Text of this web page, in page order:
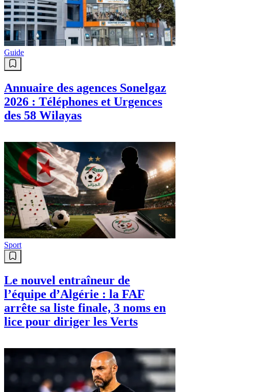
Guide
Annuaire des agences Sonelgaz
2026 : Téléphones et Urgences
des 58 Wilayas
Sport
Le nouvel entraîneur de
l’équipe d’Algérie : la FAF
arrête sa liste finale, 3 noms en
lice pour diriger les Verts